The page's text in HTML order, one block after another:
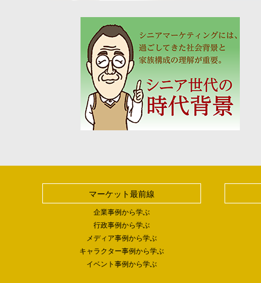
マーケット最前線
企業事例から学ぶ
行政事例から学ぶ
メディア事例から学ぶ
キャラクター事例から学ぶ
イベント事例から学ぶ